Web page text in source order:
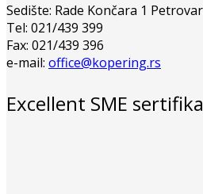
Sedište: Rade Končara 1
Tel: 021/439 399
Fax: 021/439 396
e-mail: office@kopering.rs
Excellent SME